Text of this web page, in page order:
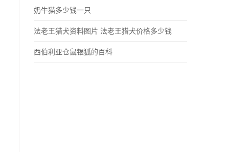
奶牛猫多少钱一只
法老王猎犬资料图片 法老王猎犬价格多少钱
西伯利亚仓鼠银狐的百科